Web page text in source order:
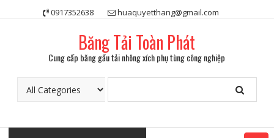
0917352638 huaquyetthang@gmail.com
Băng Tải Toàn Phát
Cung cấp băng gầu tải nhông xích phụ tùng công nghiệp